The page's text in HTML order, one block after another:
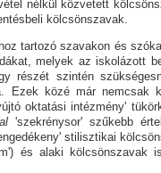
nélkül közvetett
kölcsönszavak.
tartozó szavakon és
melyek az iskolázott
részét szintén
Ezek közé már nemcsak
ok­ta­tási intézmény'
'szek­rénysor' szűkebb
stilisztikai
és alaki köl­csönszavak